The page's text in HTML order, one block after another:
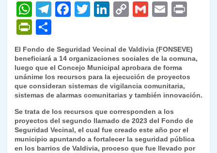
W
h
at
s
A
p
p
T
gr
a
m
F
e
b
o
o
k
T
er
Li
e
dI
n
C
y
Li
n
k
G
l
E
l
P
ri
nt
Fr
ie
dl
y
o
m
p
ar
tir
El Fondo de Seguridad Vecinal de Valdivia (FONSEVE)
beneficiará a 14 organizaciones sociales de la comuna,
luego que el Concejo Municipal aprobara de forma
unánime los recursos para la ejecución de proyectos
que consideran sistemas de vigilancia comunitaria,
sistemas de alarmas comunitarias y también innovación.
Se trata de los recursos que corresponden a los
proyectos del segundo llamado de 2023 del Fondo de
Seguridad Vecinal, el cual fue creado este año por el
municipio apuntando a fortalecer la seguridad pública
en los barrios de Valdivia, proceso que fue llevado por